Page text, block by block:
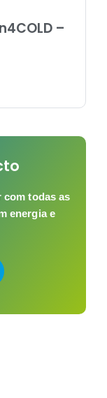
–
com todas as
energia e